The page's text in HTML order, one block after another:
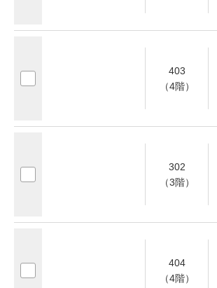
403
（4階）
302
（3階）
404
（4階）